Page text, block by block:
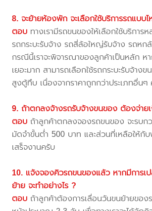
8. จะย้ายห้องพัก จะเลือกใช้บริการรถแบบ
ตอบ ทางเรามีรถขนของให้เลือกใช้บริการห
รถกระบะรับจ้าง รถสี่ล้อใหญ่รับจ้าง รถหก
กรณีนี้เราจะพิจารณาของลูกค้าเป็นหลัก ห
เยอะมาก สามารถเลือกใช้รถกระบะรับจ้าง
สูงตู้ทึบ เนื่องจากราคาถูกกว่าประเภทอื่นๆ
9. ถ้าตกลงจ้างรถรับจ้างขนของ ต้องจ่าย
ตอบ ถ้าลูกค้าตกลงจองรถขนของ จะรบก
มัดจำขั้นต่ำ 500 บาท และส่วนที่เหลือให้กั
เสร็จงานครับ
10. แจ้งจองคิวรถขนของแล้ว หากมีการเ
ย้าย จะทำอย่างไร ?
ตอบ ถ้าลูกค้าต้องการเลื่อนวันขนย้ายขอ